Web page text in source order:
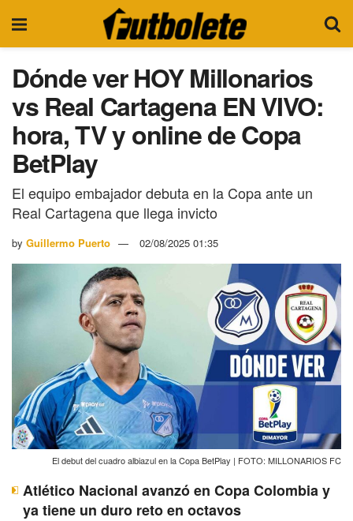
Dónde ver HOY Millonarios
vs Real Cartagena EN VIVO:
hora, TV y online de Copa
BetPlay
El equipo embajador debuta en la Copa ante un
Real Cartagena que llega invicto
by Guillermo Puerto 02/08/2025 01:35
El debut del cuadro albiazul en la Copa BetPlay | FOTO: MILLONARIOS FC
Atlético Nacional avanzó en Copa Colombia y
ya tiene un duro reto en octavos